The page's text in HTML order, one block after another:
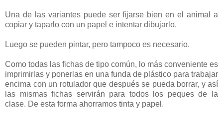
Una de las variantes puede ser fijarse bien en el animal a
copiar y taparlo con un papel e intentar dibujarlo.
Luego se pueden pintar, pero tampoco es necesario.
Como todas las fichas de tipo común, lo más conveniente es
imprimirlas y ponerlas en una funda de plástico para trabajar
encima con un rotulador que después se pueda borrar, y así
las mismas fichas servirán para todos los peques de la
clase. De esta forma ahorramos tinta y papel.